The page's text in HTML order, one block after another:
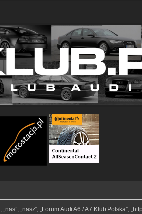
„nasz”, „Forum Audi A6 / A7 Klub Polska”,